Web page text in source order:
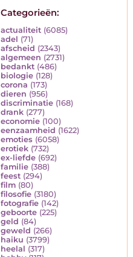
Categorieën:
actualiteit (6085)
adel (71)
afscheid (2343)
algemeen (2731)
bedankt (486)
biologie (128)
corona (173)
dieren (956)
discriminatie (168)
drank (277)
economie (100)
eenzaamheid (1622)
emoties (6058)
erotiek (732)
ex-liefde (692)
familie (388)
feest (294)
film (80)
filosofie (3180)
fotografie (142)
geboorte (225)
geld (84)
geweld (266)
haiku (3799)
heelal (317)